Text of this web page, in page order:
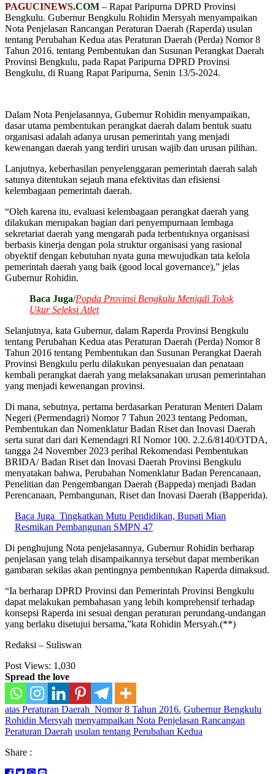
PAGUCINEWS.COM – Rapat Paripurna DPRD Provinsi
Bengkulu. Gubernur Bengkulu Rohidin Mersyah menyampaikan
Nota Penjelasan Rancangan Peraturan Daerah (Raperda) usulan
tentang Perubahan Kedua atas Peraturan Daerah (Perda) Nomor 8
Tahun 2016. tentang Pembentukan dan Susunan Perangkat Daerah
Provinsi Bengkulu, pada Rapat Paripurna DPRD Provinsi
Bengkulu, di Ruang Rapat Paripurna, Senin 13/5-2024.
Dalam Nota Penjelasannya, Gubernur Rohidin menyampaikan,
dasar utama pembentukan perangkat daerah dalam bentuk suatu
organisasi adalah adanya urusan pemerintah yang menjadi
kewenangan daerah yang terdiri urusan wajib dan urusan pilihan.
Lanjutnya, keberhasilan penyelenggaran pemerintah daerah salah
satunya ditentukan sejauh mana efektivitas dan efisiensi
kelembagaan pemerintah daerah.
“Oleh karena itu, evaluasi kelembagaan perangkat daerah yang
dilakukan merupakan bagian dari penyempurnaan lembaga
sekretariat daerah yang mengarah pada terbentuknya organisasi
berbasis kinerja dengan pola struktur organisasi yang rasional
obyektif dengan kebutuhan nyata guna mewujudkan tata kelola
pemerintah daerah yang baik (good local governance),” jelas
Gubernur Rohidin.
Baca Juga/Popda Provinsi Bengkulu Menjadi Tolok
Ukur Seleksi Atlet
Selanjutnya, kata Gubernur, dalam Raperda Provinsi Bengkulu
tentang Perubahan Kedua atas Peraturan Daerah (Perda) Nomor 8
Tahun 2016 tentang Pembentukan dan Susunan Perangkat Daerah
Provinsi Bengkulu perlu dilakukan penyesuaian dan penataan
kembali perangkat daerah yang melaksanakan urusan pemerintahan
yang menjadi kewenangan provinsi.
Di mana, sebutnya, pertama berdasarkan Peraturan Menteri Dalam
Negeri (Permendagri) Nomor 7 Tahun 2023 tentang Pedoman,
Pembentukan dan Nomenklatur Badan Riset dan Inovasi Daerah
serta surat dari dari Kemendagri RI Nomor 100. 2.2.6/8140/OTDA,
tangga 24 November 2023 perihal Rekomendasi Pembentukan
BRIDA/ Badan Riset dan Inovasi Daerah Provinsi Bengkulu
menyatakan bahwa, Perubahan Nomenklatur Badan Perencanaan,
Penelitian dan Pengembangan Daerah (Bappeda) menjadi Badan
Perencanaan, Pembangunan, Riset dan Inovasi Daerah (Bapperida).
Baca Juga Tingkatkan Mutu Pendidikan, Bupati Mian
Resmikan Pembangunan SMPN 47
Di penghujung Nota penjelasannya, Gubernur Rohidin berharap
penjelasan yang telah disampaikannya tersebut dapat memberikan
gambaran sekilas akan pentingnya pembentukan Raperda dimaksud.
“Ia berharap DPRD Provinsi dan Pemerintah Provinsi Bengkulu
dapat melakukan pembahasan yang lebih komprehensif terhadap
konsepsi Raperda ini sesuai dengan peraturan perundang-undangan
yang berlaku disetujui bersama,”kata Rohidin Mersyah.(**)
Redaksi – Suliswan
Post Views: 1,030
Spread the love
atas Peraturan Daerah Nomor 8 Tahun 2016. Gubernur Bengkulu
Rohidin Mersyah menyampaikan Nota Penjelasan Rancangan
Peraturan Daerah usulan tentang Perubahan Kedua
Share :